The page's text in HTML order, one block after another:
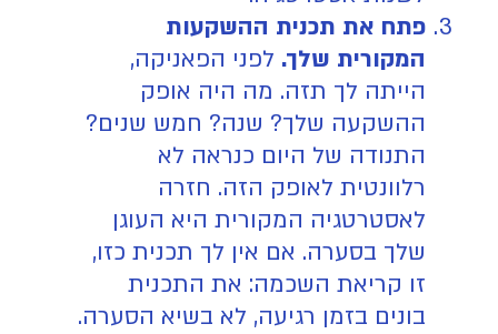
פתח את תכנית ההשקעות
המקורית שלך. לפני הפאניקה,
הייתה לך תזה. מה היה אופק
ההשקעה שלך? שנה? חמש שנים?
התנודה של היום כנראה לא
רלוונטית לאופק הזה. חזרה
לאסטרטגיה המקורית היא העוגן
שלך בסערה. אם אין לך תכנית כזו,
זו קריאת השכמה: את התכנית
בונים בזמן רגיעה, לא בשיא הסערה.